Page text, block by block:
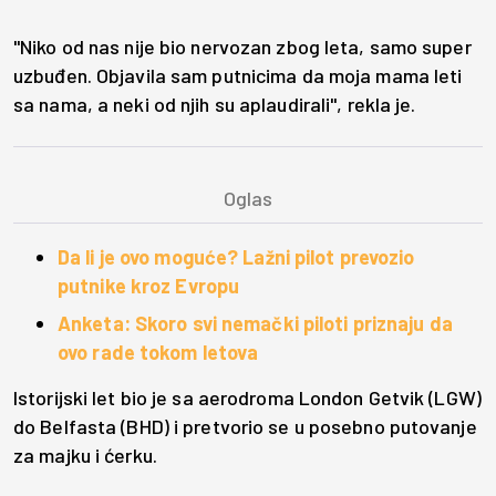
"Niko od nas nije bio nervozan zbog leta, samo super
uzbuđen. Objavila sam putnicima da moja mama leti
sa nama, a neki od njih su aplaudirali", rekla je.
Da li je ovo moguće? Lažni pilot prevozio
putnike kroz Evropu
Anketa: Skoro svi nemački piloti priznaju da
ovo rade tokom letova
Istorijski let bio je sa aerodroma London Getvik (LGW)
do Belfasta (BHD) i pretvorio se u posebno putovanje
za majku i ćerku.